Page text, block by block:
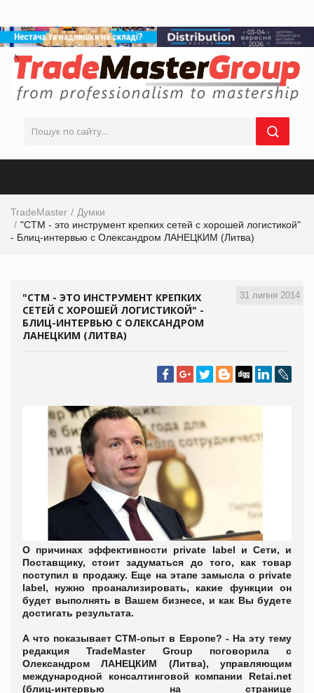
TradeMaster
Думки
"СТМ - это инструмент крепких сетей с хорошей логистикой"
- Блиц-интервью с Олександром ЛАНЕЦКИМ (Литва)
31 липня 2014
"СТМ - ЭТО ИНСТРУМЕНТ КРЕПКИХ
СЕТЕЙ С ХОРОШЕЙ ЛОГИСТИКОЙ" -
БЛИЦ-ИНТЕРВЬЮ С ОЛЕКСАНДРОМ
ЛАНЕЦКИМ (ЛИТВА)
О причинах эффективности private label и Сети, и
Поставщику, стоит задуматься до того, как товар
поступил в продажу. Еще на этапе замысла о private
label, нужно проанализировать, какие функции он
будет выполнять в Вашем бизнесе, и как Вы будете
достигать результата.
А что показывает СТМ-опыт в Европе? - На эту тему
редакция TradeMaster Group поговорила с
Олександром ЛАНЕЦКИМ (Литва), управляющим
международной консалтинговой компании Retai.net
(блиц-интервью на странице